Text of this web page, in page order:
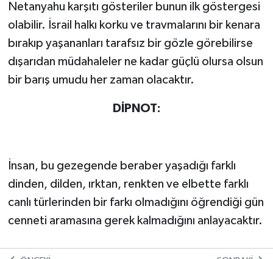
Netanyahu karşıtı gösteriler bunun ilk göstergesi
olabilir. İsrail halkı korku ve travmalarını bir kenara
bırakıp yaşananları tarafsız bir gözle görebilirse
dışarıdan müdahaleler ne kadar güçlü olursa olsun
bir barış umudu her zaman olacaktır.
DİPNOT:
İnsan, bu gezegende beraber yaşadığı farklı
dinden, dilden, ırktan, renkten ve elbette farklı
canlı türlerinden bir farkı olmadığını öğrendiği gün
cenneti aramasına gerek kalmadığını anlayacaktır.